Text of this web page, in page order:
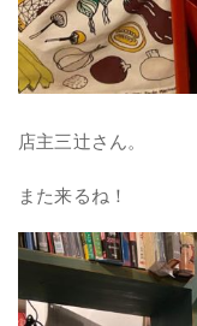
店主三辻さん。
また来るね！